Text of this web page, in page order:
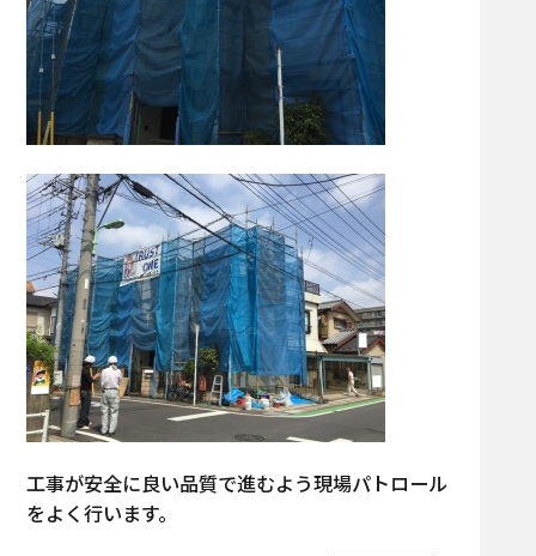
工事が安全に良い品質で進むよう現場パトロール
をよく行います。